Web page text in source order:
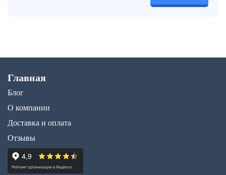
Главная
Блог
О компании
Доставка и оплата
Отзывы